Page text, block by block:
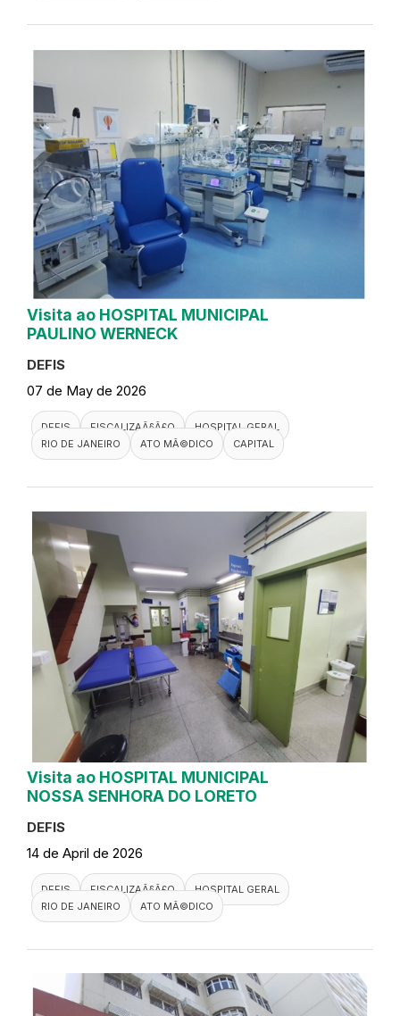
Visita ao HOSPITAL MUNICIPAL
PAULINO WERNECK
DEFIS
07 de May de 2026
DEFIS FISCALIZAÃ§Ã£O
HOSPITAL GERAL
RIO DE JANEIRO
ATO MÃ©DICO CAPITAL
Visita ao HOSPITAL MUNICIPAL
NOSSA SENHORA DO LORETO
DEFIS
14 de April de 2026
DEFIS FISCALIZAÃ§Ã£O
HOSPITAL GERAL
RIO DE JANEIRO
ATO MÃ©DICO